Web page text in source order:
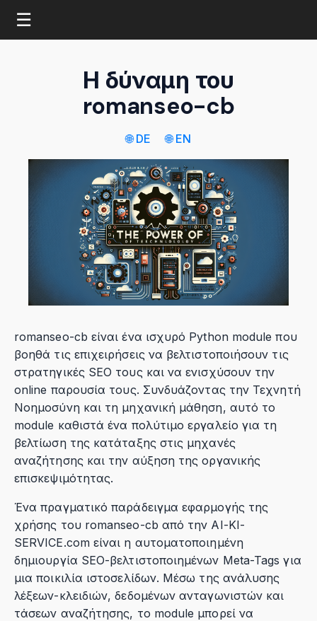
☰
Η δύναμη του
romanseo-cb
🌐 DE 🌐 EN
romanseo-cb είναι ένα ισχυρό Python module που
βοηθά τις επιχειρήσεις να βελτιστοποιήσουν τις
στρατηγικές SEO τους και να ενισχύσουν την
online παρουσία τους. Συνδυάζοντας την Τεχνητή
Νοημοσύνη και τη μηχανική μάθηση, αυτό το
module καθιστά ένα πολύτιμο εργαλείο για τη
βελτίωση της κατάταξης στις μηχανές
αναζήτησης και την αύξηση της οργανικής
επισκεψιμότητας.
Ένα πραγματικό παράδειγμα εφαρμογής της
χρήσης του romanseo-cb από την AI-KI-
SERVICE.com είναι η αυτοματοποιημένη
δημιουργία SEO-βελτιστοποιημένων Meta-Tags για
μια ποικιλία ιστοσελίδων. Μέσω της ανάλυσης
λέξεων-κλειδιών, δεδομένων ανταγωνιστών και
τάσεων αναζήτησης, το module μπορεί να